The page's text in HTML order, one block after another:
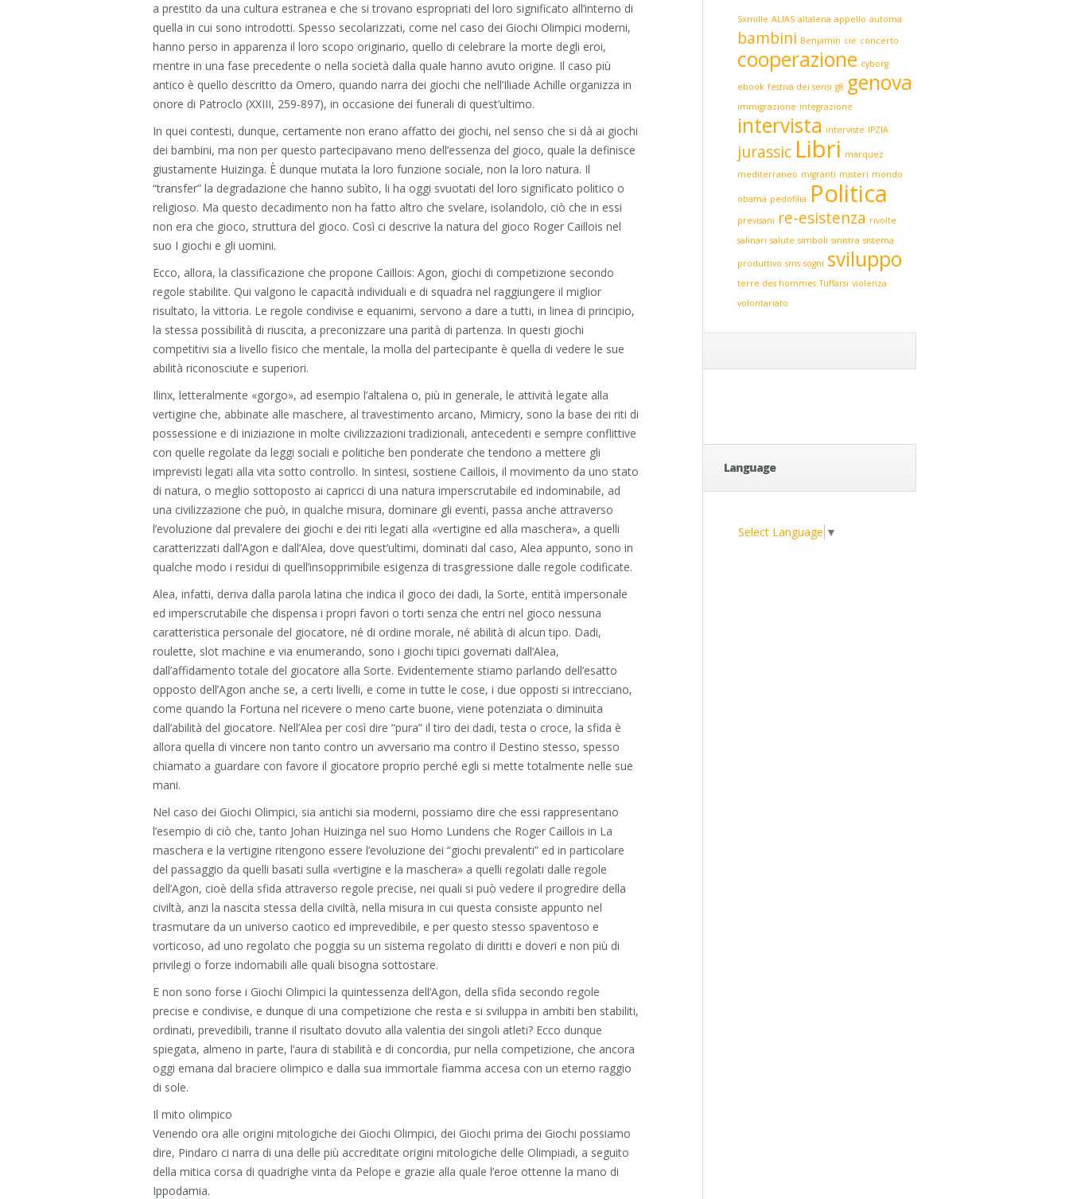
a prestito da una cultura estranea e che si trovano espropriati del loro significato all’interno di
quella in cui sono introdotti. Spesso secolarizzati, come nel caso dei Giochi Olimpici moderni,
hanno perso in apparenza il loro scopo originario, quello di celebrare la morte degli eroi,
mentre in una fase precedente o nella società dalla quale hanno avuto origine. Il caso più
antico è quello descritto da Omero, quando narra dei giochi che nell’Iliade Achille organizza in
onore di Patroclo (XXIII, 259-897), in occasione dei funerali di quest’ultimo.
In quei contesti, dunque, certamente non erano affatto dei giochi, nel senso che si dà ai giochi
dei bambini, ma non per questo partecipavano meno dell’essenza del gioco, quale la definisce
giustamente Huizinga. È dunque mutata la loro funzione sociale, non la loro natura. Il
“transfer” la degradazione che hanno subìto, li ha oggi svuotati del loro significato politico o
religioso. Ma questo decadimento non ha fatto altro che svelare, isolandolo, ciò che in essi
non era che gioco, struttura del gioco. Così ci descrive la natura del gioco Roger Caillois nel
suo I giochi e gli uomini.
Ecco, allora, la classificazione che propone Caillois: Agon, giochi di competizione secondo
regole stabilite. Qui valgono le capacità individuali e di squadra nel raggiungere il miglior
risultato, la vittoria. Le regole condivise e equanimi, servono a dare a tutti, in linea di principio,
la stessa possibilità di riuscita, a preconizzare una parità di partenza. In questi giochi
competitivi sia a livello fisico che mentale, la molla del partecipante è quella di vedere le sue
abilità riconosciute e superiori.
Ilinx, letteralmente «gorgo», ad esempio l’altalena o, più in generale, le attività legate alla
vertigine che, abbinate alle maschere, al travestimento arcano, Mimicry, sono la base dei riti di
possessione e di iniziazione in molte civilizzazioni tradizionali, antecedenti e sempre conflittive
con quelle regolate da leggi sociali e politiche ben ponderate che tendono a mettere gli
imprevisti legati alla vita sotto controllo. In sintesi, sostiene Caillois, il movimento da uno stato
di natura, o meglio sottoposto ai capricci di una natura imperscrutabile ed indominabile, ad
una civilizzazione che può, in qualche misura, dominare gli eventi, passa anche attraverso
l’evoluzione dal prevalere dei giochi e dei riti legati alla «vertigine ed alla maschera», a quelli
caratterizzati dall’Agon e dall’Alea, dove quest’ultimi, dominati dal caso, Alea appunto, sono in
qualche modo i residui di quell’insopprimibile esigenza di trasgressione dalle regole codificate.
Alea, infatti, deriva dalla parola latina che indica il gioco dei dadi, la Sorte, entità impersonale
ed imperscrutabile che dispensa i propri favori o torti senza che entri nel gioco nessuna
caratteristica personale del giocatore, né di ordine morale, né abilità di alcun tipo. Dadi,
roulette, slot machine e via enumerando, sono i giochi tipici governati dall’Alea,
dall’affidamento totale del giocatore alla Sorte. Evidentemente stiamo parlando dell’esatto
opposto dell’Agon anche se, a certi livelli, e come in tutte le cose, i due opposti si intrecciano,
come quando la Fortuna nel ricevere o meno carte buone, viene potenziata o diminuita
dall’abilità del giocatore. Nell’Alea per così dire “pura” il tiro dei dadi, testa o croce, la sfida è
allora quella di vincere non tanto contro un avversario ma contro il Destino stesso, spesso
chiamato a guardare con favore il giocatore proprio perché egli si mette totalmente nelle sue
mani.
Nel caso dei Giochi Olimpici, sia antichi sia moderni, possiamo dire che essi rappresentano
l’esempio di ciò che, tanto Johan Huizinga nel suo Homo Lundens che Roger Caillois in La
maschera e la vertigine ritengono essere l’evoluzione dei “giochi prevalenti” ed in particolare
del passaggio da quelli basati sulla «vertigine e la maschera» a quelli regolati dalle regole
dell’Agon, cioè della sfida attraverso regole precise, nei quali si può vedere il progredire della
civiltà, anzi la nascita stessa della civiltà, nella misura in cui questa consiste appunto nel
trasmutare da un universo caotico ed imprevedibile, e per questo stesso spaventoso e
vorticoso, ad uno regolato che poggia su un sistema regolato di diritti e doveri e non più di
privilegi o forze indomabili alle quali bisogna sottostare.
E non sono forse i Giochi Olimpici la quintessenza dell’Agon, della sfida secondo regole
precise e condivise, e dunque di una competizione che resta e si sviluppa in ambiti ben stabiliti,
ordinati, prevedibili, tranne il risultato dovuto alla valentia dei singoli atleti? Ecco dunque
spiegata, almeno in parte, l’aura di stabilità e di concordia, pur nella competizione, che ancora
oggi emana dal braciere olimpico e dalla sua immortale fiamma accesa con un eterno raggio
di sole.
Il mito olimpico
Venendo ora alle origini mitologiche dei Giochi Olimpici, dei Giochi prima dei Giochi possiamo
dire, Pindaro ci narra di una delle più accreditate origini mitologiche delle Olimpiadi, a seguito
della mitica corsa di quadrighe vinta da Pelope e grazie alla quale l’eroe ottenne la mano di
Ippodamia.
5xmille ALIAS altalena appello automa
bambini Benjamin cie concerto
cooperazione cyborg
ebook festiva dei sensi g8 genova
immigrazione integrazione
intervista interviste IPZIA
jurassic Libri marquez
mediterraneo migranti misteri mondo
obama pedofilia Politica
previsani re-esistenza rivolte
salinari salute simboli sinistra sistema
produttivo sms sogni sviluppo
terre des hommes Tuffarsi violenza
volontariato
Language
Select Language ▼